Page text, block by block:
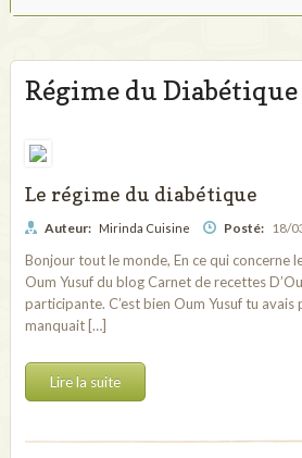
Régime du Diabétique
Le régime du diabétique
Auteur: Mirinda Cuisine Posté: 18/
Bonjour tout le monde, En ce qui concerne
Oum Yusuf du blog Carnet de recettes
participante. C’est bien Oum Yusuf tu
manquait […]
Lire la suite